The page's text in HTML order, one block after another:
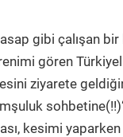
gibi çalışan
gören
ziyarete
kesimi